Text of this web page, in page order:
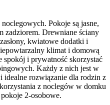
Pokoje są jasne,
zadziorem. Drewniane ściany
kwiatowe dodatki i
klimat i domową
spokój i prywatność skorzystać
Każdy z nich jest w
idealne rozwiązanie dla rodzin z
z noclegów w domku
2-osobowe.